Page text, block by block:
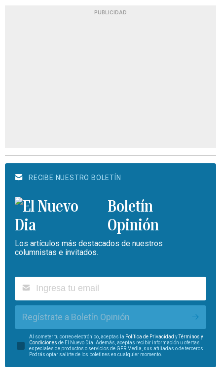
PUBLICIDAD
RECIBE NUESTRO BOLETÍN
Boletín
Opinión
Los artículos más destacados de nuestros
columnistas e invitados.
Regístrate a Boletín Opinión
Al someter tu correo electrónico, aceptas la Política de Privacidad yTérminos y
Condiciones de El Nuevo Día. Además, aceptas recibir información u ofertas
especiales de productos o servicios de GFR Media, sus afiliadas o de terceros.
Podrás optar salirte de los boletines en cualquier momento.